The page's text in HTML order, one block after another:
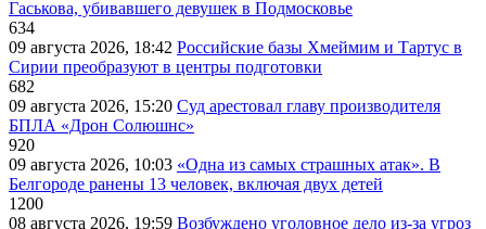
Гаськова, убивавшего девушек в Подмосковье
634
09 августа 2026, 18:42 Российские базы Хмеймим и Тартус в
Сирии преобразуют в центры подготовки
682
09 августа 2026, 15:20 Суд арестовал главу производителя
БПЛА «Дрон Солюшнс»
920
09 августа 2026, 10:03 «Одна из самых страшных атак». В
Белгороде ранены 13 человек, включая двух детей
1200
08 августа 2026, 19:59 Возбуждено уголовное дело из-за угроз